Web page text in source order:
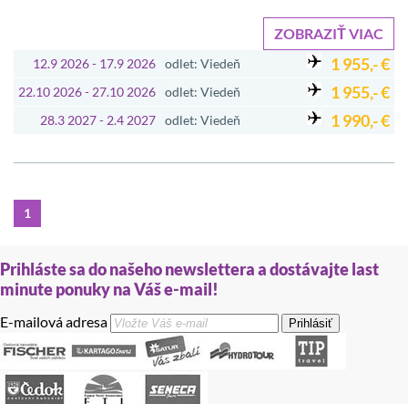
ZOBRAZIŤ VIAC
12.9 2026 - 17.9 2026 odlet: Viedeň 1 955,- €
22.10 2026 - 27.10 2026 odlet: Viedeň 1 955,- €
28.3 2027 - 2.4 2027 odlet: Viedeň 1 990,- €
1
Prihláste sa do našeho newslettera a dostávajte last
minute ponuky na Váš e-mail!
E-mailová adresa Prihlásiť